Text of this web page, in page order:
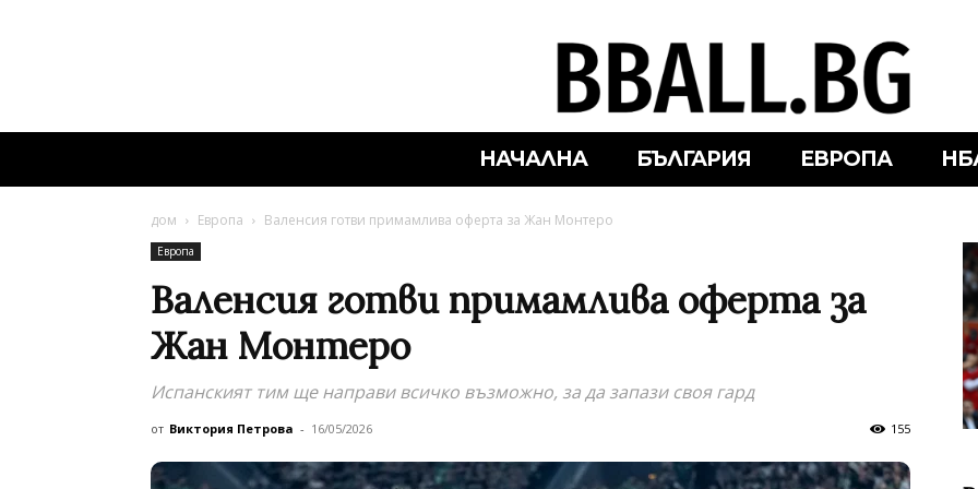
НАЧАЛНА БЪЛГАРИЯ ЕВРОПА
дом Европа Валенсия готви примамлива оферта за Жан Монтеро
Европа
Валенсия готви примамлива оферта за
Жан Монтеро
Испанският тим ще направи всичко възможно, за да запази своя гард
от Виктория Петрова - 16/05/2026 155